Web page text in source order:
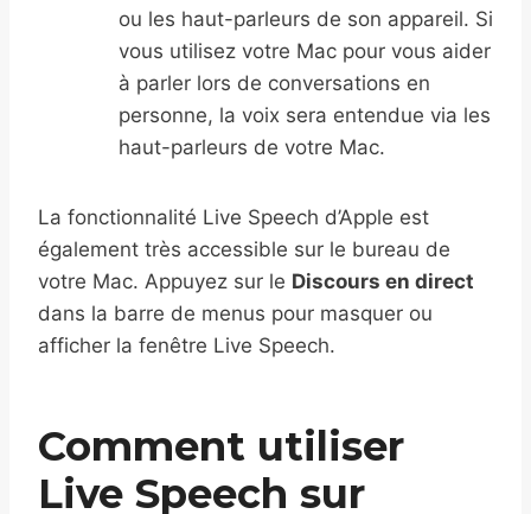
ou les haut-parleurs de son appareil. Si
vous utilisez votre Mac pour vous aider
à parler lors de conversations en
personne, la voix sera entendue via les
haut-parleurs de votre Mac.
La fonctionnalité Live Speech d’Apple est
également très accessible sur le bureau de
votre Mac. Appuyez sur le Discours en direct
dans la barre de menus pour masquer ou
afficher la fenêtre Live Speech.
Comment utiliser
Live Speech sur